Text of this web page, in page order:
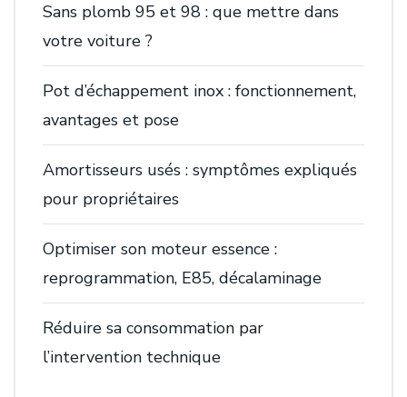
Sans plomb 95 et 98 : que mettre dans
votre voiture ?
Pot d’échappement inox : fonctionnement,
avantages et pose
Amortisseurs usés : symptômes expliqués
pour propriétaires
Optimiser son moteur essence :
reprogrammation, E85, décalaminage
Réduire sa consommation par
l’intervention technique